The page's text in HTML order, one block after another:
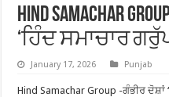
Hind Samachar
‘ਹਿੰਦ ਸਮਾਚਾਰ
January 17, 2026 Punjab
Hind Samachar Group -ਗੰਭੀਰ ਦੋਸ਼ਾਂ